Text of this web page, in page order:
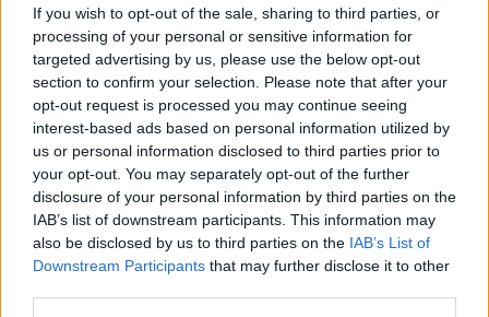
If you wish to opt-out of the sale, sharing to third parties, or
processing of your personal or sensitive information for
targeted advertising by us, please use the below opt-out
section to confirm your selection. Please note that after your
opt-out request is processed you may continue seeing
interest-based ads based on personal information utilized by
us or personal information disclosed to third parties prior to
your opt-out. You may separately opt-out of the further
disclosure of your personal information by third parties on the
IAB’s list of downstream participants. This information may
also be disclosed by us to third parties on the IAB’s List of
Downstream Participants that may further disclose it to other
A kiadvány borítója
Minden ország büszke saját műemlékeire, természeti
szépségeire, egyedi tájaira. Külön öröm az, hogy e
páratlan kincseket az UNESCO Világörökség Bizottsága is
hasonlóképpen látja.
Így került fel elsőként 1987-ben a világörökségi listára
Budapest Duna-parti panorámája és a Várnegyed, illetve